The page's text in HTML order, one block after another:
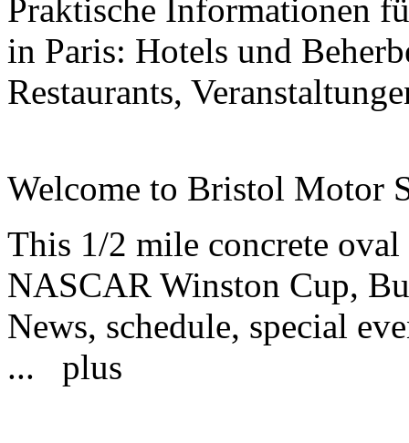
Praktische Informationen
in Paris: Hotels und
Restaurants,
Welcome to Bristol Motor
This 1/2 mile concrete
NASCAR Winston Cup,
News, schedule, special
...
plus